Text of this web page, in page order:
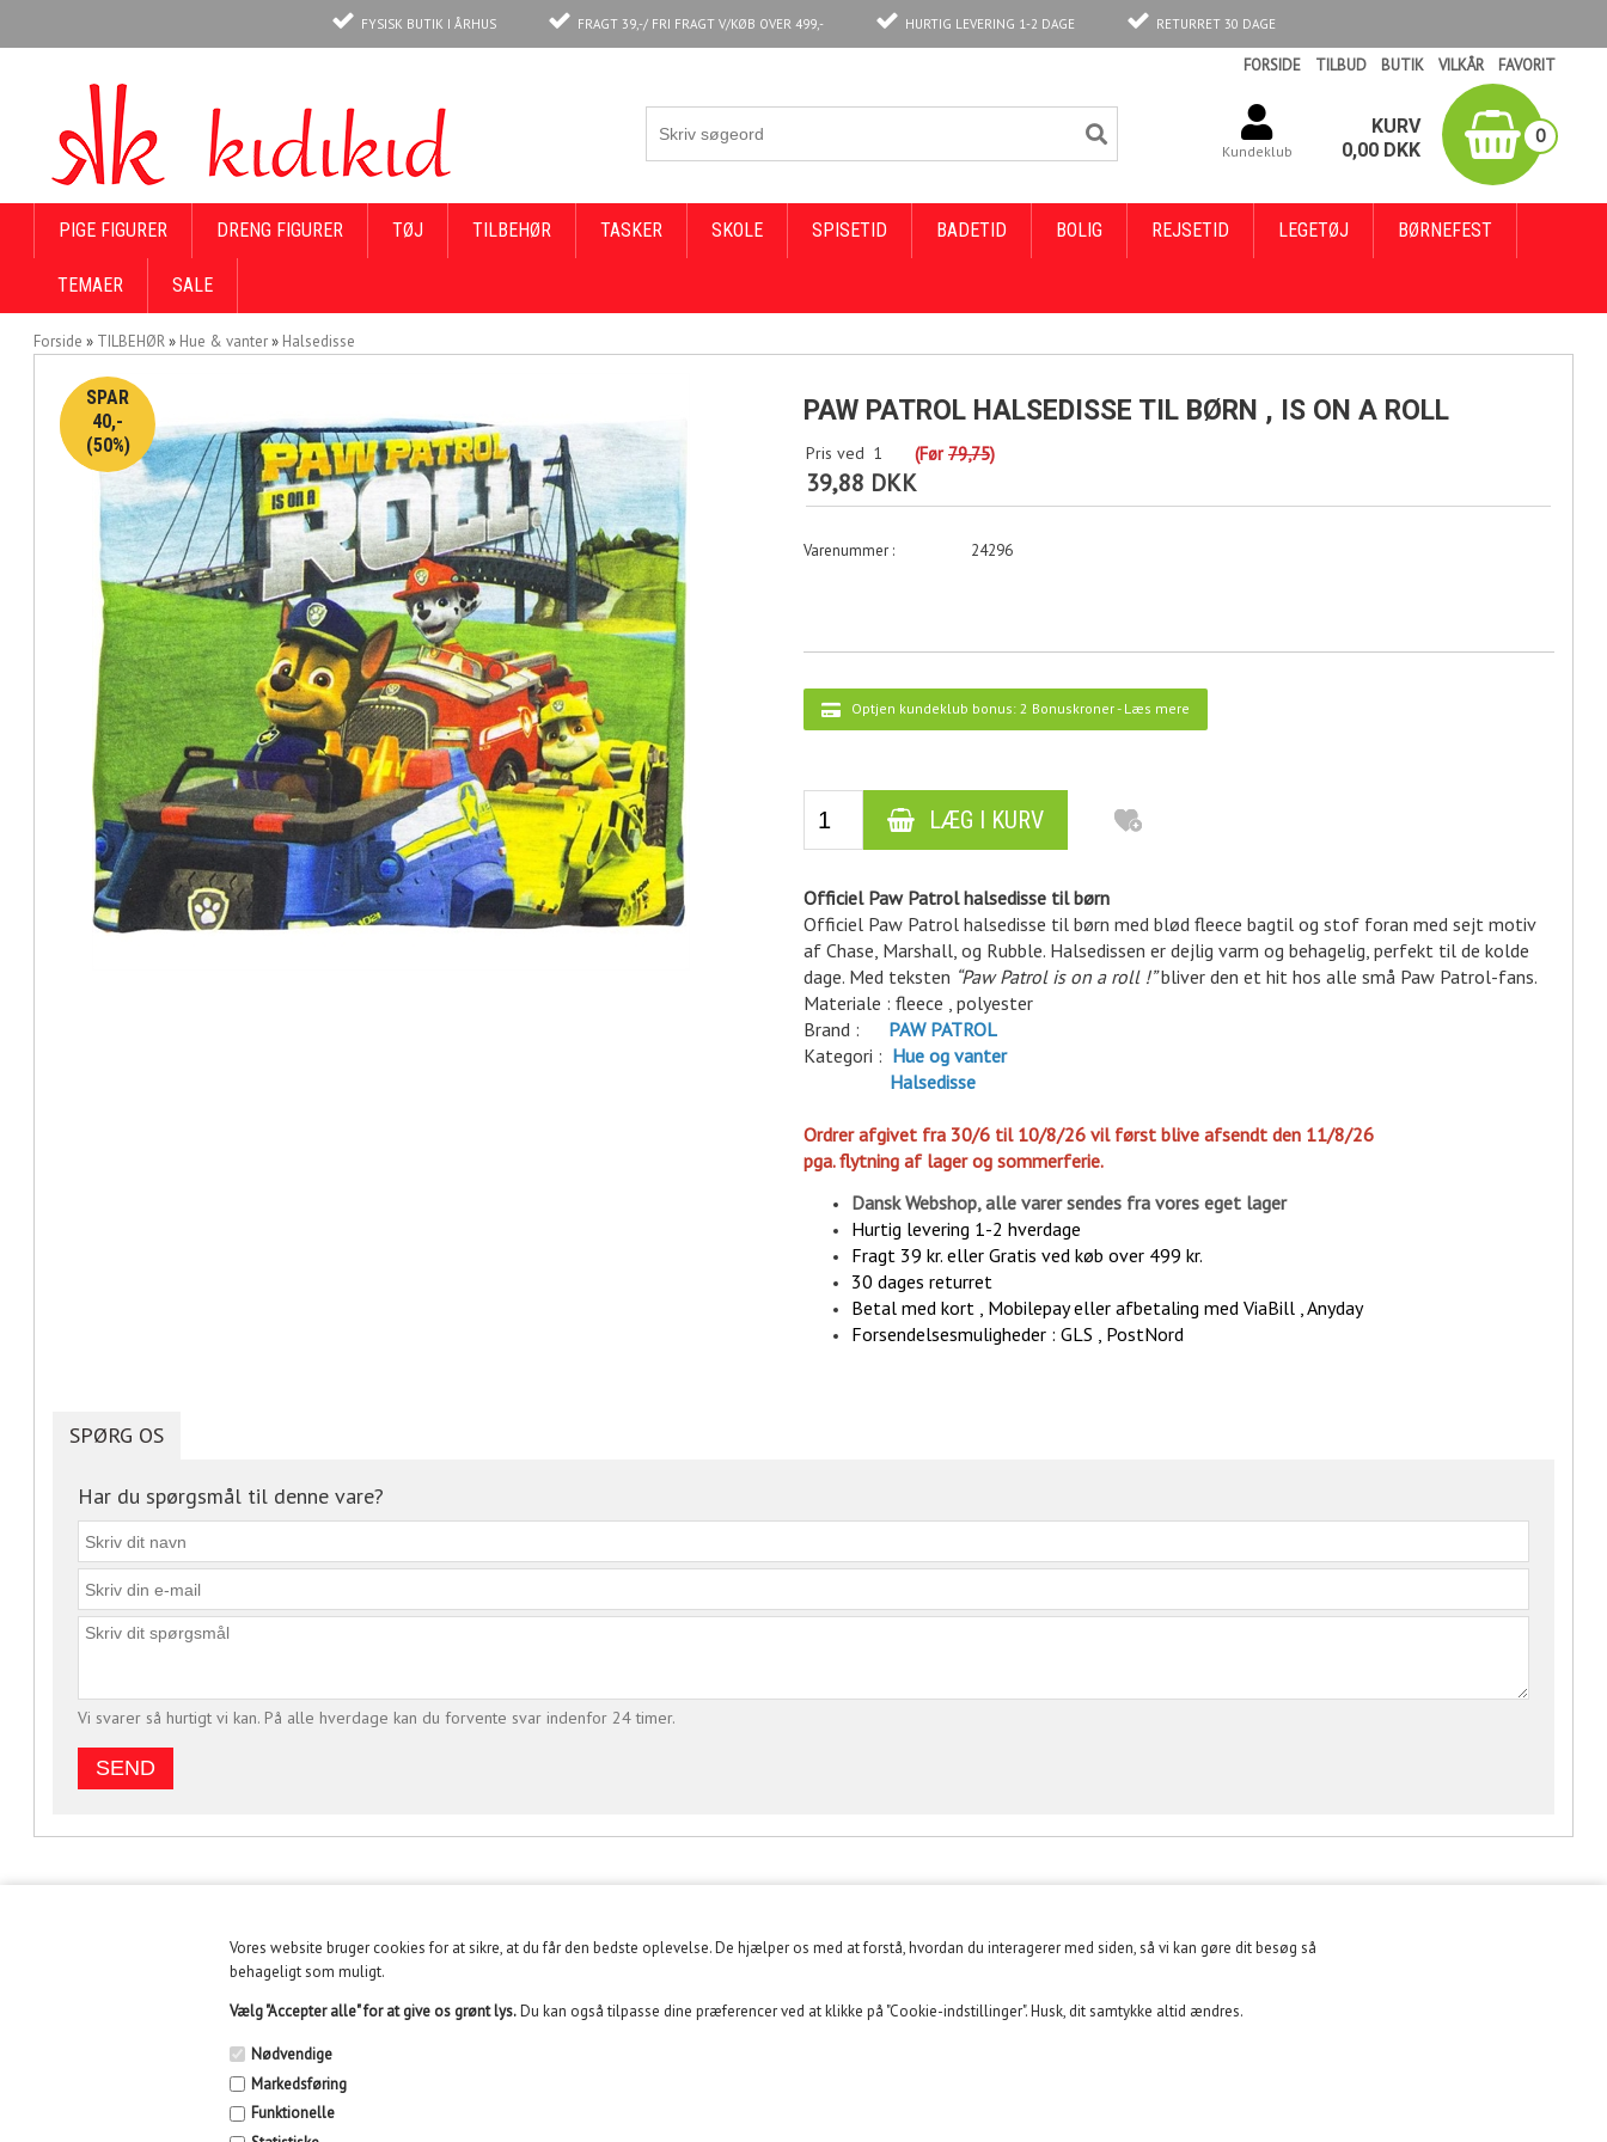
Vores website bruger cookies for at sikre, at du får den bedste oplevelse. De hjælper os med at forstå, hvordan du interagerer med siden, så vi kan gøre dit besøg så
behageligt som muligt.
Vælg "Accepter alle" for at give os grønt lys.Du kan også tilpasse dine præferencer ved at klikke på "Cookie-indstillinger". Husk, dit samtykke altid ændres.
Nødvendige
Markedsføring
Funktionelle
FYSISK BUTIK I ÅRHUS FRAGT 39,-/ FRI FRAGT V/KØB OVER 499,- HURTIG LEVERING 1-2 DAGE RETURRET 30 DAGE
FORSIDE TILBUD BUTIK VILKÅR FAVORIT
KURV 0
0,00 DKK
Kundeklub
PIGE FIGURER DRENG FIGURER TØJ TILBEHØR TASKER SKOLE SPISETID BADETID BOLIG REJSETID LEGETØJ BØRNEFEST
TEMAER SALE
Forside » TILBEHØR» Hue & vanter» Halsedisse
SPAR
40,-
(50%)
PAW PATROL HALSEDISSE TIL BØRN , IS ON A ROLL
Pris ved 1 (Før79,75)
39,88 DKK
24296
Optjen kundeklub bonus: 2 Bonuskroner- Læs mere
Officiel Paw Patrol halsedisse til børn
Officiel Paw Patrol halsedisse til børn med blød fleece bagtil og stof foran med sejt motiv
af Chase, Marshall, og Rubble. Halsedissen er dejlig varm og behagelig, perfekt til de kolde
dage. Med teksten “Paw Patrol is on a roll !”bliver den et hit hos alle små Paw Patrol-fans.
Materiale : fleece , polyester
Brand :
PAW PATROL
Kategori : Hue og vanter
Halsedisse
Ordrer afgivet fra 30/6 til 10/8/26 vil først blive afsendt den 11/8/26
pga. flytning af lager og sommerferie.
Dansk Webshop, alle varer sendes fra vores eget lager
Hurtig levering 1-2 hverdage
Fragt 39 kr. eller Gratis ved køb over 499 kr.
30 dages returret
Betal med kort , Mobilepay eller afbetaling med ViaBill , Anyday
Forsendelsesmuligheder : GLS , PostNord
SPØRG OS
Har du spørgsmål til denne vare?
Vi svarer så hurtigt vi kan. På alle hverdage kan du forvente svar indenfor 24 timer.
KUNDESERVICE
Fysisk butik holder lukket
fra 30/6 til 10/8/26 pga.
flytning af lager
E-mail: info@kidikid.dk
INFORMATION
Handelsbetingelser
KUNDECENTER
Kundeklub
SOME
FACEBOOK
NYHEDSBREV